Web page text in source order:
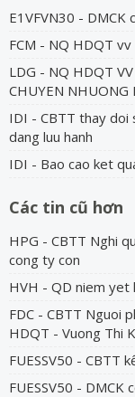
E1VFVN30 - DMCK
FCM - NQ HDQT
LDG - NQ HDQT
CHUYEN NHUONG
IDI - CBTT thay doi
dang luu hanh
IDI - Bao cao ket
Các tin cũ hơn
HPG - CBTT Nghi
cong ty con
HVH - QD niem yet
FDC - CBTT Nguoi
HDQT - Vuong Thi
FUESSV50 - CBTT
FUESSV50 - DMCK